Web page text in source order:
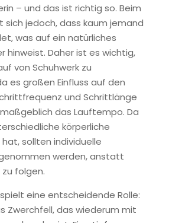
– und das ist richtig so. Beim
sich jedoch, dass kaum jemand
was auf ein natürliches
hinweist. Daher ist es wichtig,
von Schuhwerk zu
es großen Einfluss auf den
und Schrittlänge
das Lauftempo. Da
körperliche
sollten individuelle
werden, anstatt
folgen.
eine entscheidende Rolle:
Zwerchfell, das wiederum mit